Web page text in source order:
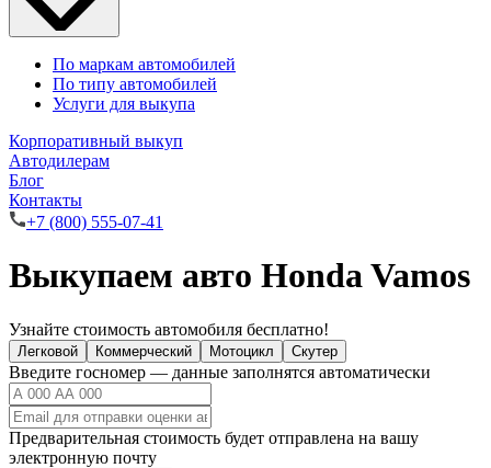
По маркам автомобилей
По типу автомобилей
Услуги для выкупа
Корпоративный выкуп
Автодилерам
Блог
Контакты
+7 (800) 555-07-41
Выкупаем авто Honda Vamos
Узнайте стоимость автомобиля бесплатно!
Легковой Коммерческий Мотоцикл Скутер
Введите госномер — данные заполнятся автоматически
Предварительная стоимость будет отправлена на вашу
электронную почту